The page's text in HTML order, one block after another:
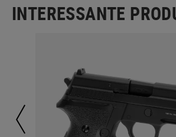
INTERESSANTE